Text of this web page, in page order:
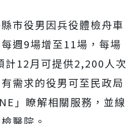
市役男因兵役體檢舟車
週9場增至11場，每場
計12月可提供2,200人次
需求的役男可至民政局
」瞭解相關服務，並線